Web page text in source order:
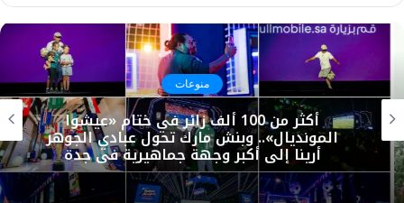
الويب
منوعات
أكثر من 100 ألف زائر في ختام «عيشوا
المونديال».. وبنش مارك تحول عبادي الجوهر
أرينا إلى أكبر وجهة جماهيرية في جدة